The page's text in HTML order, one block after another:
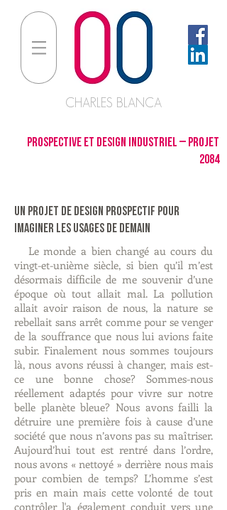
CHARLES BLANCA
prospective et design industriel – projet
2084
un projet de design prospectif pour
imaginer les usages de demain
Le monde a bien changé au cours du
vingt-et-unième siècle, si bien qu’il m’est
désormais difficile de me souvenir d’une
époque où tout allait mal. La pollution
allait avoir raison de nous, la nature se
rebellait sans arrêt comme pour se venger
de la souffrance que nous lui avions faite
subir. Finalement nous sommes toujours
là, nous avons réussi à changer, mais est-
ce une bonne chose? Sommes-nous
réellement adaptés pour vivre sur notre
belle planète bleue? Nous avons failli la
détruire une première fois à cause d’une
société que nous n’avons pas su maîtriser.
Aujourd’hui tout est rentré dans l’ordre,
nous avons « nettoyé » derrière nous mais
pour combien de temps? L’homme s’est
pris en main mais cette volonté de tout
contrôler l'a également conduit vers une